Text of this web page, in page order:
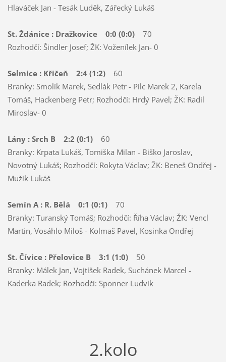
Hlaváček Jan - Tesák Luděk, Zářecký Lukáš
St. Ždánice : Dražkovice 0:0 (0:0)
70
Rozhodčí: Šindler Josef; ŽK: Voženílek Jan- 0
Selmice : Křičeň 2:4 (1:2)
60
Branky: Smolík Marek, Sedlák Petr - Pilc Marek 2, Karela
Tomáš, Hackenberg Petr; Rozhodčí: Hrdý Pavel; ŽK: Radil
Miroslav- 0
Lány : Srch B 2:2 (0:1)
60
Branky: Krpata Lukáš, Tomiška Milan - Biško Jaroslav,
Novotný Lukáš; Rozhodčí: Rokyta Václav; ŽK: Beneš Ondřej -
Mužík Lukáš
Semín A : R. Bělá 0:1 (0:1)
70
Branky: Turanský Tomáš; Rozhodčí: Říha Václav; ŽK: Vencl
Martin, Vosáhlo Miloš - Kolmaš Pavel, Kosinka Ondřej
St. Čívice : Přelovice B 3:1 (1:0)50
Branky: Málek Jan, Vojtíšek Radek, Suchánek Marcel -
Kaderka Radek; Rozhodčí: Sponner Ludvík
2.kolo